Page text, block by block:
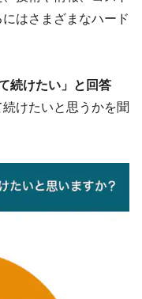
はさまざまなハード
続けたい」と回答
けたいと思うかを聞